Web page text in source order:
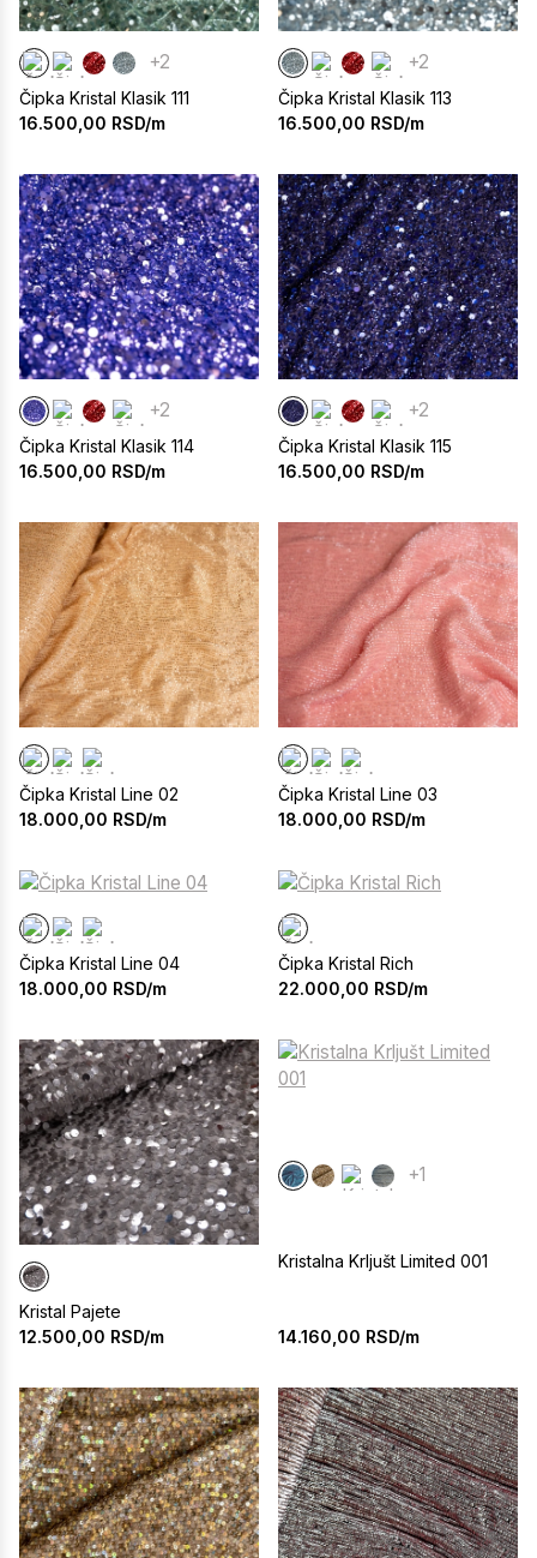
+2
Čipka Kristal Klasik 111
16.500,00 RSD/m
+2
Čipka Kristal Klasik 113
16.500,00 RSD/m
+2
Čipka Kristal Klasik 114
16.500,00 RSD/m
+2
Čipka Kristal Klasik 115
16.500,00 RSD/m
Čipka Kristal Line 02
18.000,00 RSD/m
Čipka Kristal Line 03
18.000,00 RSD/m
Čipka Kristal Line 04
18.000,00 RSD/m
Čipka Kristal Rich
22.000,00 RSD/m
Kristal Pajete
12.500,00 RSD/m
+1
Kristalna Krljušt Limited 001
14.160,00 RSD/m